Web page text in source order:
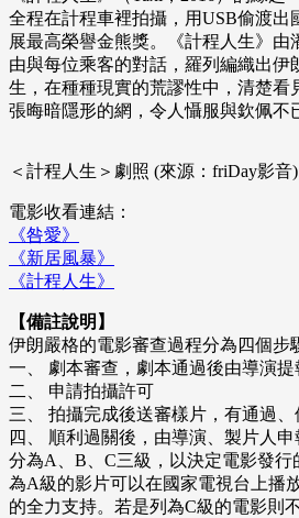
全程在計程車裡拍攝，用USB偷渡出
展最高榮譽金熊獎。《計程人生》由
由與每位乘客的對話，羅列編織出伊
生，在種種現實的荒謬性中，清楚看
張晦暗隱形的網，令人懾服與欽佩不
＜計程人生＞劇照 (來源：friDay影音)
電影收看連結：
《咎愛》
《新居風暴》
《計程人生》
【備註說明】
伊朗嚴格的電影審查過程分為四個步
一、 劇本審查，劇本通過後由導演
二、 申請拍攝許可
三、 拍攝完成後送審樣片，有通過
四、 順利過關後，由導演、製片人
分為A、B、C三級，以決定電影發行
為A級的影片可以在國家電視台上播
的全力支持。若是列為C級的電影則